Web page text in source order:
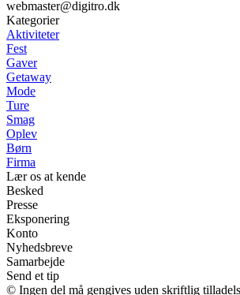
webmaster@digitro.dk
Kategorier
Aktiviteter
Fest
Gaver
Getaway
Mode
Ture
Smag
Oplev
Børn
Firma
Lær os at kende
Besked
Presse
Eksponering
Konto
Nyhedsbreve
Samarbejde
Send et tip
© Ingen del må gengives uden skriftlig